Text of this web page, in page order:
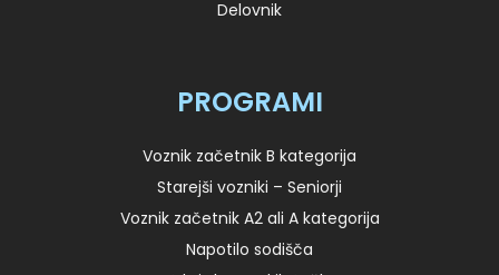
Delovnik
PROGRAMI
Voznik začetnik B kategorija
Starejši vozniki – Seniorji
Voznik začetnik A2 ali A kategorija
Napotilo sodišča